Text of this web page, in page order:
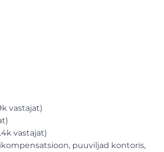
vastajat)
vastajat)
puuviljad kontoris,